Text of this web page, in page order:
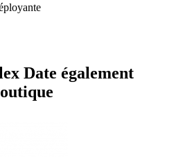
Date également